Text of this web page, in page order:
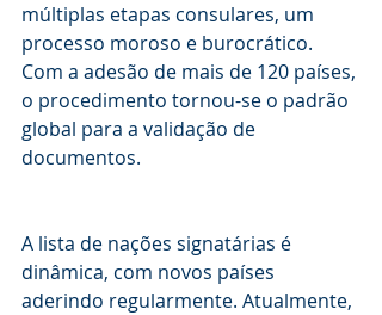
múltiplas etapas consulares, um
processo moroso e burocrático.
Com a adesão de mais de 120 países,
o procedimento tornou-se o padrão
global para a validação de
documentos.
A lista de nações signatárias é
dinâmica, com novos países
aderindo regularmente. Atualmente,